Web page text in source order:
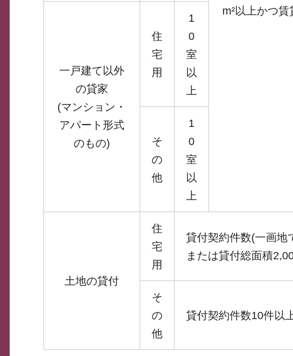
m²以上かつ
一戸建て以外
の貸家
(マンション・
アパート形式
のもの)
住
宅
用
1
0
室
以
上
そ
の
他
1
0
室
以
上
土地の貸付
住
宅
用
貸付契約件数(一画地
または貸付総面積
そ
の
他
貸付契約件数10件以